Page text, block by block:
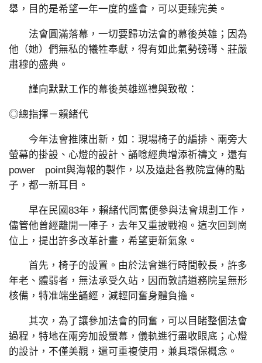
舉，目的是希望一年一度的盛會，可以更臻完美。
法會圓滿落幕，一切要歸功法會的幕後英雄；因為
他（她）們無私的犧牲奉獻，得有如此氣勢磅礡、莊嚴
肅穆的盛典。
謹向默默工作的幕後英雄巡禮與致敬：
◎總指揮－賴緒代
今年法會推陳出新，如：現場椅子的編排、兩旁大
螢幕的掛設、心燈的設計、誦唸經典增添祈禱文，還有
power point與海報的製作，以及遠赴各教院宣傳的點
子，都一新耳目。
早在民國83年，賴緒代同奮便參與法會規劃工作，
儘管他曾經離開一陣子，去年又重披戰袍。這次回到崗
位上，提出許多改革計畫，希望更新氣象。
首先，椅子的設置。由於法會進行時間較長，許多
年老、體弱者，無法承受久站，因而敦請道務院呈無形
核備，特准端坐誦經，減輕同奮身體負擔。
其次，為了讓參加法會的同奮，可以目睹整個法會
過程，特地在兩旁加設螢幕，儀軌進行盡收眼底；心燈
的設計，不僅美觀，還可重複使用，兼具環保概念。